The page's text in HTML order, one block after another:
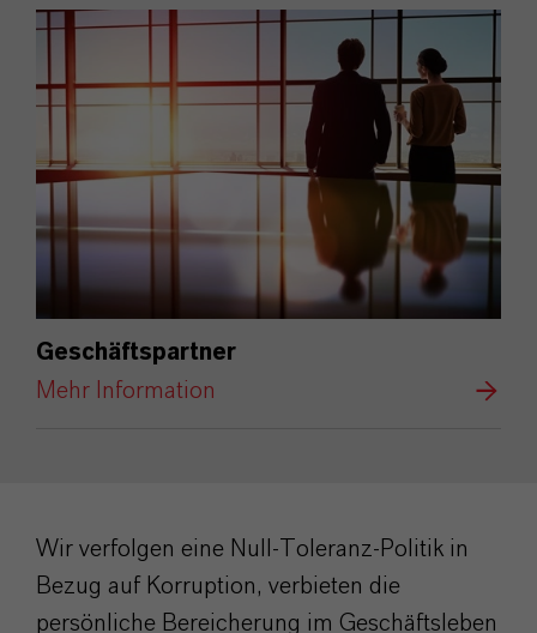
Geschäftspartner
Mehr Information
Wir verfolgen eine Null-Toleranz-Politik in
Bezug auf Korruption, verbieten die
persönliche Bereicherung im Geschäftsleben